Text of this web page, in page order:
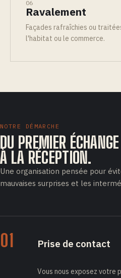
06
Ravalement
Façades rafraîchies ou
l'habitat ou le commerce.
NOTRE DÉMARCHE
DU PREMIER ÉCHANGE
À LA RÉCEPTION.
Une organisation pensée pour
mauvaises surprises et les
01 Prise de contact
Vous nous exposez votre